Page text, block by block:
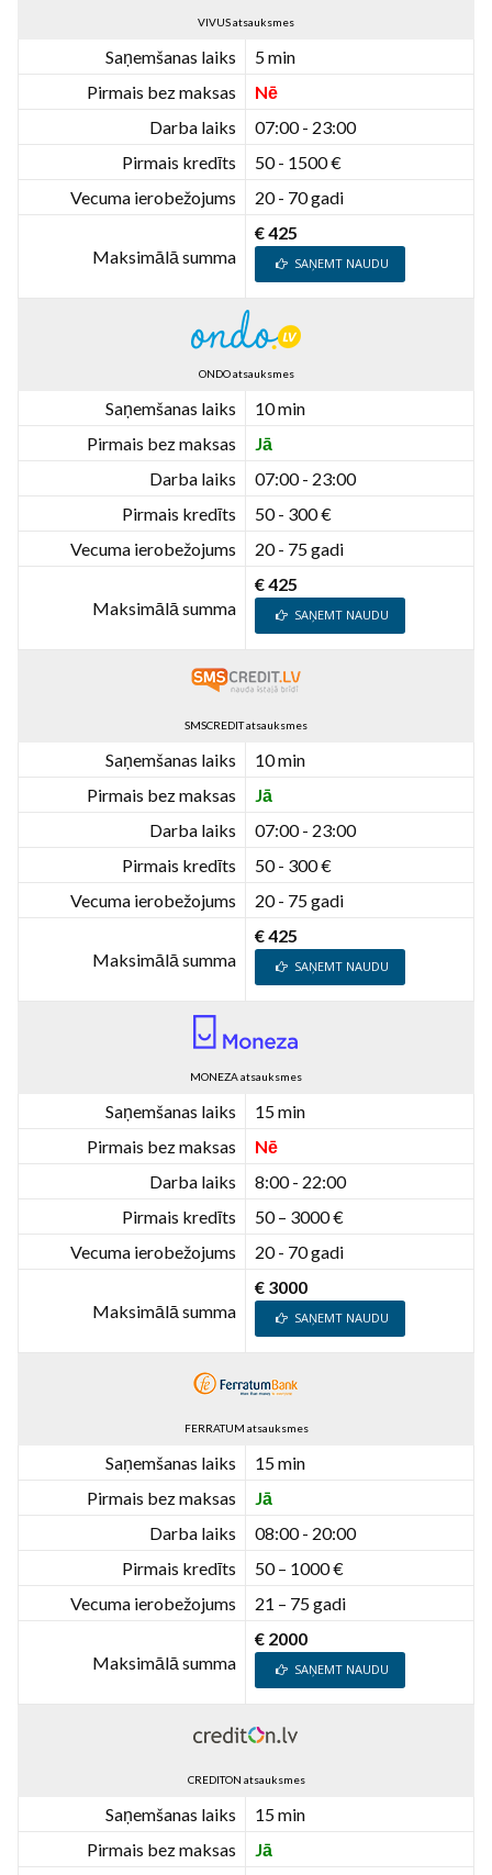
VIVUS atsauksmes
Saņemšanas laiks
5 min
Pirmais bez maksas
Nē
Darba laiks
07:00 - 23:00
Pirmais kredīts
50 - 1500 €
Vecuma ierobežojums
20 - 70 gadi
Maksimālā summa
€ 425
SAŅEMT NAUDU
ONDO atsauksmes
Saņemšanas laiks
10 min
Pirmais bez maksas
Jā
Darba laiks
07:00 - 23:00
Pirmais kredīts
50 - 300 €
Vecuma ierobežojums
20 - 75 gadi
Maksimālā summa
€ 425
SAŅEMT NAUDU
SMSCREDIT atsauksmes
Saņemšanas laiks
10 min
Pirmais bez maksas
Jā
Darba laiks
07:00 - 23:00
Pirmais kredīts
50 - 300 €
Vecuma ierobežojums
20 - 75 gadi
Maksimālā summa
€ 425
SAŅEMT NAUDU
MONEZA atsauksmes
Saņemšanas laiks
15 min
Pirmais bez maksas
Nē
Darba laiks
8:00 - 22:00
Pirmais kredīts
50 – 3000 €
Vecuma ierobežojums
20 - 70 gadi
Maksimālā summa
€ 3000
SAŅEMT NAUDU
FERRATUM atsauksmes
Saņemšanas laiks
15 min
Pirmais bez maksas
Jā
Darba laiks
08:00 - 20:00
Pirmais kredīts
50 – 1000 €
Vecuma ierobežojums
21 – 75 gadi
Maksimālā summa
€ 2000
SAŅEMT NAUDU
CREDITON atsauksmes
Saņemšanas laiks
15 min
Pirmais bez maksas
Jā